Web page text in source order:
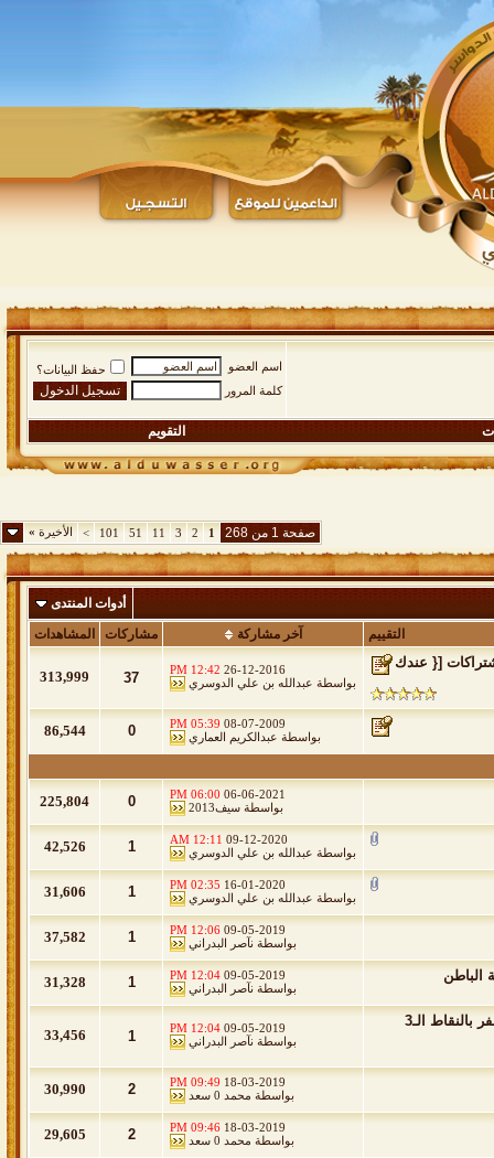
اسم العضو
حفظ البيانات؟
كلمة المرور
التقويم
صفحة 1 من 268 1
2
3
11
51
101
> الأخيرة»
أدوات المنتدى
التقييم
آخر مشاركة مشاركات المشاهدات
[{ عندك 26-12-2016
12:42 PM
بواسطة عبدالله بن علي الدوسري 37
313,999
08-07-2009
05:39 PM
بواسطة عبدالكريم العماري 0
86,544
06-06-2021
06:00 PM
بواسطة سيف2013 0
225,804
09-12-2020
12:11 AM
بواسطة عبدالله بن علي الدوسري 1
42,526
16-01-2020
02:35 PM
بواسطة عبدالله بن علي الدوسري 1
31,606
09-05-2019
12:06 PM
بواسطة نآصر البدراني 1
37,582
الباطن 09-05-2019
12:04 PM
بواسطة نآصر البدراني 1
31,328
تقرير الجولة 25 من دوري الامير محمد بن سلمان : في قمة الموسم النصر يظفر بالنقاط الـ3 09-05-2019
12:04 PM
بواسطة نآصر البدراني 1
33,456
18-03-2019
09:49 PM
بواسطة محمد 0 سعد 2
30,990
18-03-2019
09:46 PM
بواسطة محمد 0 سعد 2
29,605